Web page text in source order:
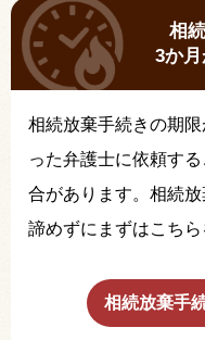
相
3か
相続放棄手続きの期
った弁護士に依頼す
合があります。相続放
諦めずにまずはこちら
相続放棄手